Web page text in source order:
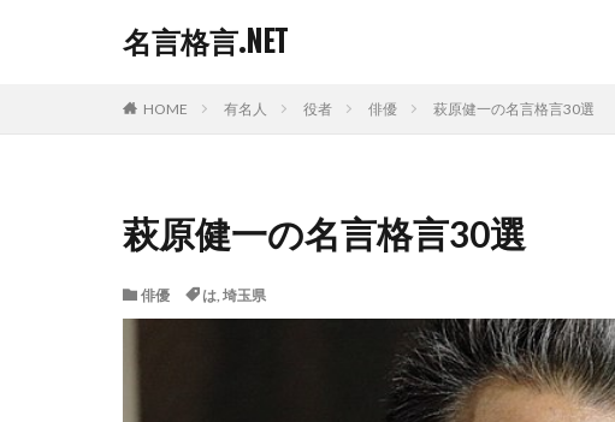
名言格言.NET
HOME 有名人 役者 俳優 萩原健一の名言格言30選
萩原健一の名言格言30選
俳優 は, 埼玉県